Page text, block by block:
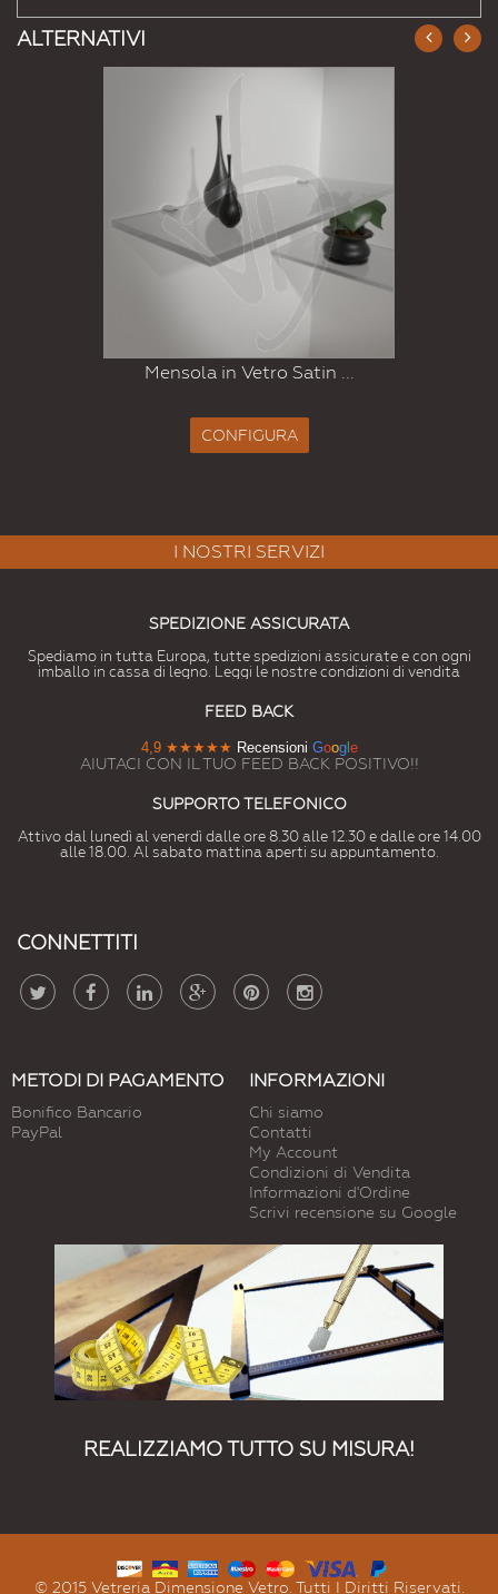
ALTERNATIVI
Mensola in Vetro Satin ...
CONFIGURA
I NOSTRI SERVIZI
SPEDIZIONE ASSICURATA
Spediamo in tutta Europa, tutte spedizioni assicurate e con ogni
imballo in cassa di legno. Leggi le nostre condizioni di vendita
FEED BACK
4,9 ★★★★★ Recensioni Googl e
AIUTACI CON IL TUO FEED BACK POSITIVO!!
SUPPORTO TELEFONICO
Attivo dal lunedì al venerdì dalle ore 8.30 alle 12.30 e dalle ore 14.00
alle 18.00. Al sabato mattina aperti su appuntamento.
CONNETTITI
METODI DI PAGAMENTO
Bonifico Bancario
PayPal
INFORMAZIONI
Chi siamo
Contatti
My Account
Condizioni di Vendita
Informazioni d'Ordine
Scrivi recensione su Google
REALIZZIAMO TUTTO SU MISURA!
© 2015 Vetreria Dimensione Vetro. Tutti I Diritti Riservati.